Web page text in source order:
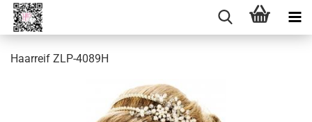
Haarreif ZLP-4089H